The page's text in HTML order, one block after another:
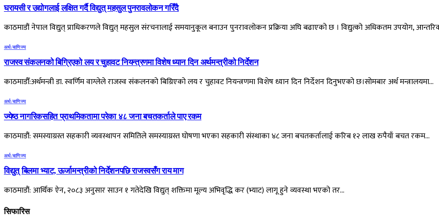
घरायसी र उद्योगलाई लक्षित गर्दै विद्युत् महसुल पुनरावलोकन गरिँदै
काठमाडौं नेपाल विद्युत् प्राधिकरणले विद्युत् महसुल संरचनालाई समयानुकूल बनाउन पुनरावलोकन प्रक्रिया अघि बढाएको छ । विद्युत्को अधिकतम उपयोग,
अर्थ/बाणिज्य
राजस्व संकलनको बिग्रिएको लय र चुहावट नियन्त्रणमा विशेष ध्यान दिन अर्थमन्त्रीको निर्देशन
काठमाडौँ:अर्थमन्त्री डा. स्वर्णिम वाग्लेले राजस्व संकलनको बिग्रिएको लय र चुहावट नियन्त्रणमा विशेष ध्यान दिन निर्देशन दिनुभएको छ।सोमबार अर्थ मन्त्रालयमा…
अर्थ/बाणिज्य
ज्येष्ठ नागरिकसहित प्राथमिकतामा परेका ४८ जना बचतकर्ताले पाए रकम
काठमाडौं: समस्याग्रस्त सहकारी व्यवस्थापन समितिले समस्याग्रस्त घोषणा भएका सहकारी संस्थाका ४८ जना बचतकर्तालाई करिब १२ लाख रुपैयाँ बचत रकम…
अर्थ/बाणिज्य
विद्युत् बिलमा भ्याट, ऊर्जामन्त्रीको निर्देशनपछि राजस्वसँग राय माग
काठमाडौं: आर्थिक ऐन, २०८३ अनुसार साउन १ गतेदेखि विद्युत् शक्तिमा मूल्य अभिवृद्धि कर (भ्याट) लागू हुने व्यवस्था भएको तर…
सिफारिस